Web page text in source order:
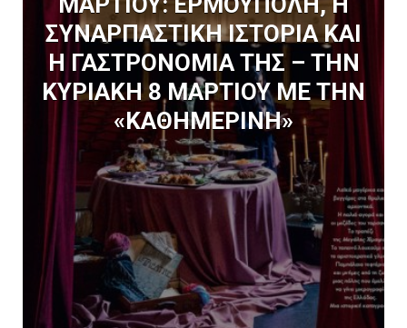
ΣΥΝΑΡΠΑΣΤΙΚΗ ΙΣΤΟΡΙΑ ΚΑΙ
Η ΓΑΣΤΡΟΝΟΜΙΑ ΤΗΣ – ΤΗΝ
ΚΥΡΙΑΚΗ 8 ΜΑΡΤΙΟΥ ΜΕ ΤΗΝ
«ΚΑΘΗΜΕΡΙΝΗ»